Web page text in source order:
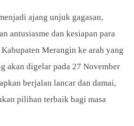
ajang unjuk gagasan,
antusiasme dan kesiapan para
Merangin ke arah yang
akan digelar pada 27 November
berjalan lancar dan damai,
pilihan terbaik bagi masa